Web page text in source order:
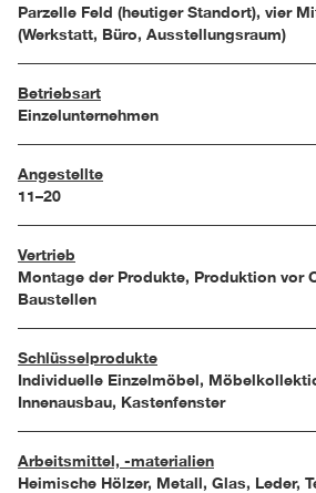
Parzelle Feld (heutiger Standort), vier
(Werkstatt, Büro, Ausstellungsraum)
Betriebsart
Einzelunternehmen
Angestellte
11–20
Vertrieb
Montage der Produkte, Produktion vor
Baustellen
Schlüsselprodukte
Individuelle Einzelmöbel,
Innenausbau, Kastenfenster
Arbeitsmittel, -materialien
Heimische Hölzer, Metall, Glas, Leder,